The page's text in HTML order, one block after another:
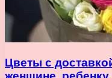
Цветы с